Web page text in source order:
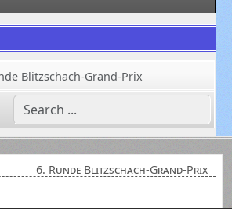
Blitzschach-Grand-Prix
6. Runde Blitzschach-Grand-Prix